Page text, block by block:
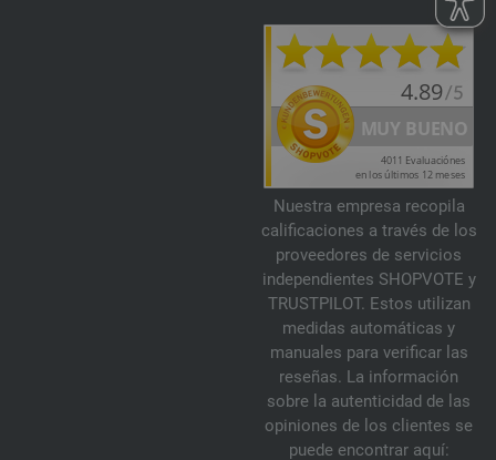
Nuestra empresa recopila
calificaciones a través de los
proveedores de servicios
independientes SHOPVOTE y
TRUSTPILOT. Estos utilizan
medidas automáticas y
manuales para verificar las
reseñas. La información
sobre la autenticidad de las
opiniones de los clientes se
puede encontrar aquí: